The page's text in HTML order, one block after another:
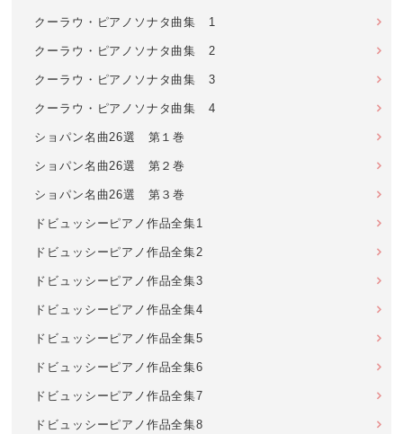
クーラウ・ピアノソナタ曲集 1
クーラウ・ピアノソナタ曲集 2
クーラウ・ピアノソナタ曲集 3
クーラウ・ピアノソナタ曲集 4
ショパン名曲26選 第１巻
ショパン名曲26選 第２巻
ショパン名曲26選 第３巻
ドビュッシーピアノ作品全集1
ドビュッシーピアノ作品全集2
ドビュッシーピアノ作品全集3
ドビュッシーピアノ作品全集4
ドビュッシーピアノ作品全集5
ドビュッシーピアノ作品全集6
ドビュッシーピアノ作品全集7
ドビュッシーピアノ作品全集8